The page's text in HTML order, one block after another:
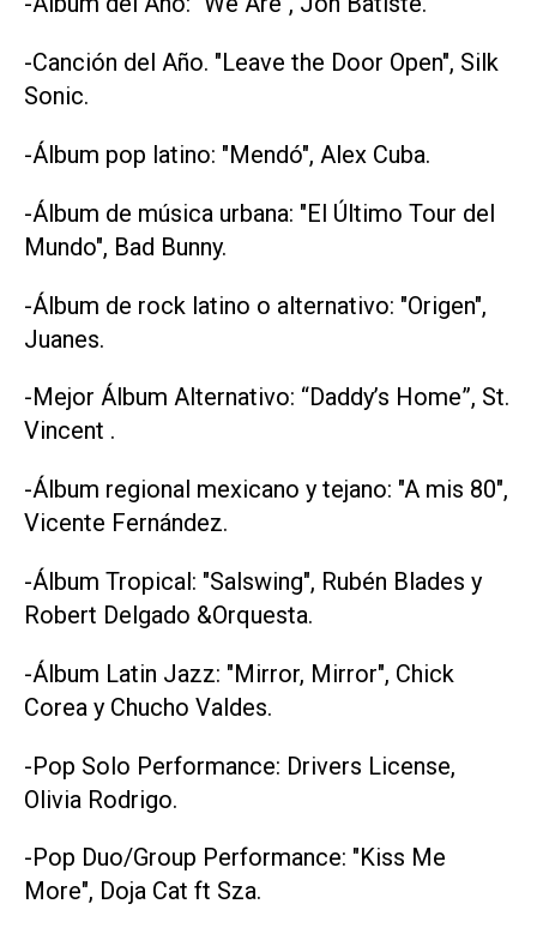
-Canción del Año. "Leave the Door Open", Silk
Sonic.
-Álbum pop latino: "Mendó", Alex Cuba.
-Álbum de música urbana: "El Último Tour del
Mundo", Bad Bunny.
-Álbum de rock latino o alternativo: "Origen",
Juanes.
-Mejor Álbum Alternativo: “Daddy’s Home”, St.
Vincent .
-Álbum regional mexicano y tejano: "A mis 80",
Vicente Fernández.
-Álbum Tropical: "Salswing", Rubén Blades y
Robert Delgado &Orquesta.
-Álbum Latin Jazz: "Mirror, Mirror", Chick
Corea y Chucho Valdes.
-Pop Solo Performance: Drivers License,
Olivia Rodrigo.
-Pop Duo/Group Performance: "Kiss Me
More", Doja Cat ft Sza.